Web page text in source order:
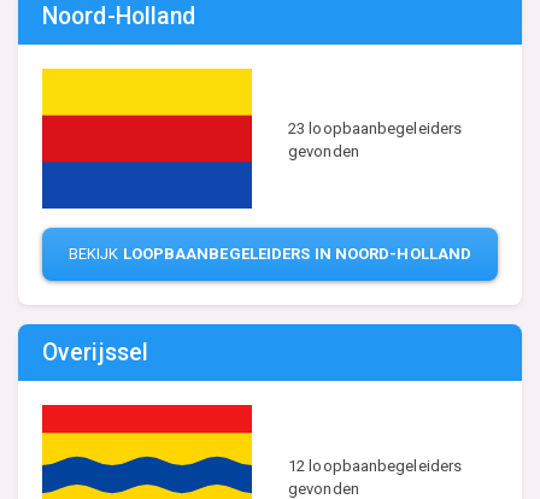
Noord-Holland
23 loopbaanbegeleiders
gevonden
BEKIJK LOOPBAANBEGELEIDERS IN NOORD-HOLLAND
Overijssel
12 loopbaanbegeleiders
gevonden